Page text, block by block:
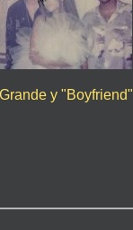
y "Boyfriend"